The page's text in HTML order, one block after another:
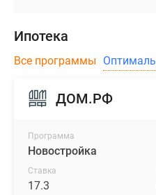
Ипотека
Все программы
ДОМ.РФ
Программа
Новостройка
Ставка
17.3